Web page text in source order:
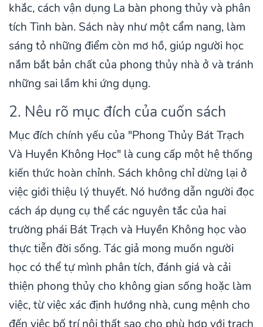
khắc, cách vận dụng La bàn phong thủy và phân
tích Tinh bàn. Sách này như một cẩm nang, làm
sáng tỏ những điểm còn mơ hồ, giúp người học
nắm bắt bản chất của phong thủy nhà ở và tránh
những sai lầm khi ứng dụng.
2. Nêu rõ mục đích của cuốn sách
Mục đích chính yếu của "Phong Thủy Bát Trạch
Và Huyền Không Học" là cung cấp một hệ thống
kiến thức hoàn chỉnh. Sách không chỉ dừng lại ở
việc giới thiệu lý thuyết. Nó hướng dẫn người đọc
cách áp dụng cụ thể các nguyên tắc của hai
trường phái Bát Trạch và Huyền Không học vào
thực tiễn đời sống. Tác giả mong muốn người
học có thể tự mình phân tích, đánh giá và cải
thiện phong thủy cho không gian sống hoặc làm
việc, từ việc xác định hướng nhà, cung mệnh cho